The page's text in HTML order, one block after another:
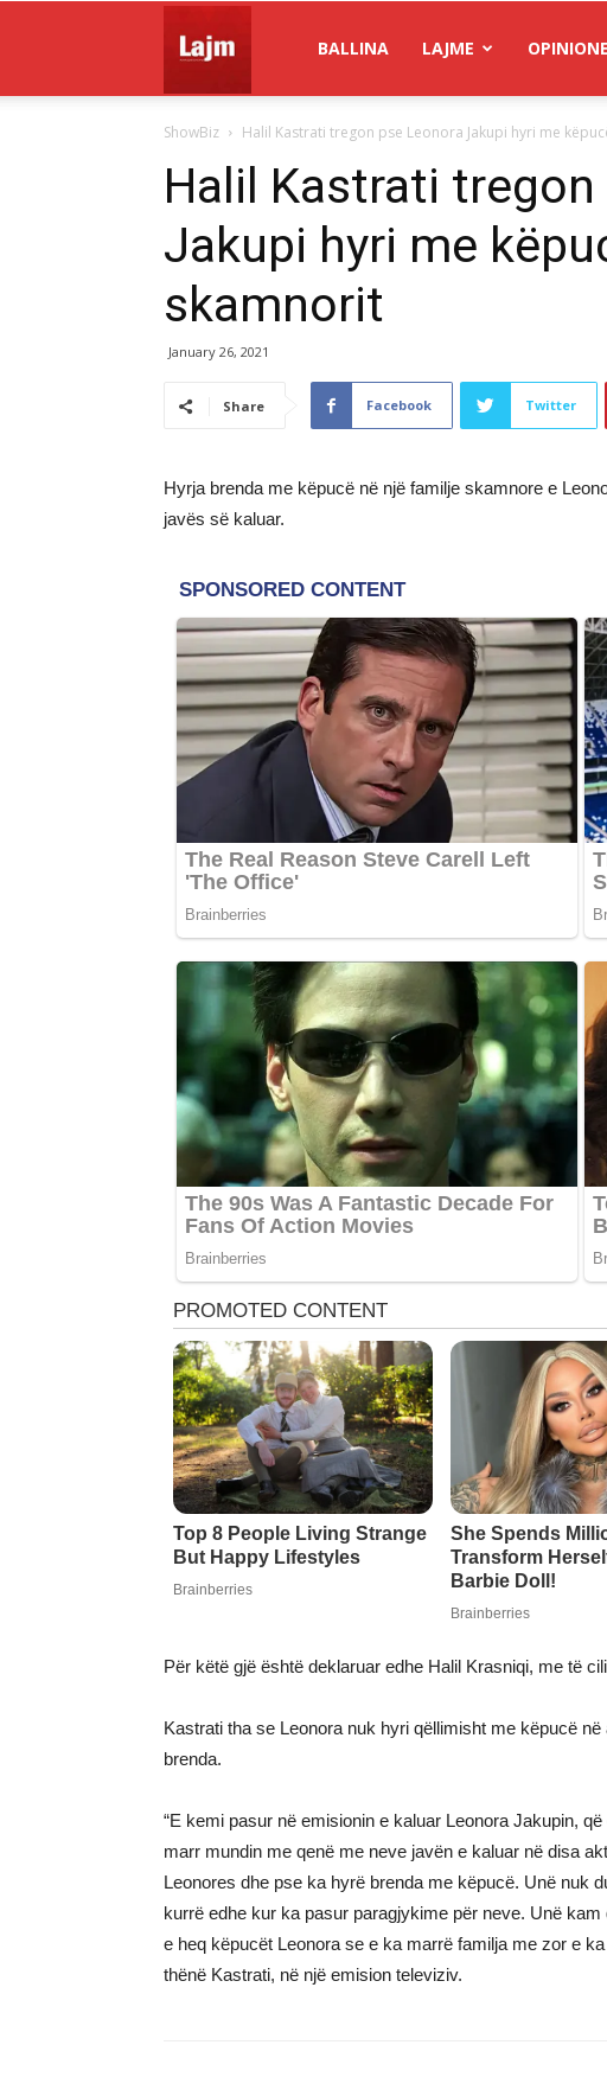
Lajm
BALLINA LAJME OPINIONE
ShowBiz Halil Kastrati tregon pse Leonora Jakupi hyri me
Halil Kastrati
Jakupi hyri me
skamnorit
January 26, 2021
Share Facebook Twitter
Hyrja brenda me këpucë në një familje skamnore e
javës së kaluar.
Për këtë gjë është deklaruar edhe Halil Krasniqi, me të
Kastrati tha se Leonora nuk hyri qëllimisht me këpucë
brenda.
“E kemi pasur në emisionin e kaluar Leonora Jakupin,
marr mundin me qenë me neve javën e kaluar në disa
Leonores dhe pse ka hyrë brenda me këpucë. Unë nuk
kurrë edhe kur ka pasur paragjykime për neve. Unë
e heq këpucët Leonora se e ka marrë familja me zor e
thënë Kastrati, në një emision televiziv.